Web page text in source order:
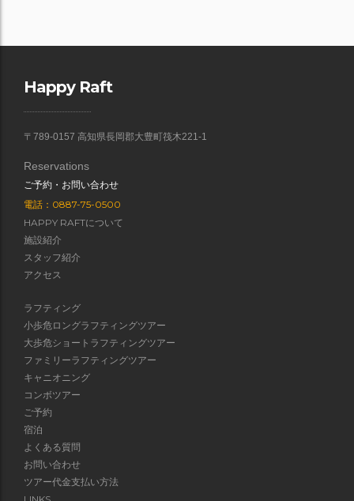
Happy Raft
〒789-0157 高知県長岡郡大豊町筏木221-1
Reservations
ご予約・お問い合わせ
電話：0887-75-0500
HAPPY RAFTについて
施設紹介
スタッフ紹介
アクセス
ラフティング
小歩危ロングラフティングツアー
大歩危ショートラフティングツアー
ファミリーラフティングツアー
キャニオニング
コンボツアー
ご予約
宿泊
よくある質問
お問い合わせ
ツアー代金支払い方法